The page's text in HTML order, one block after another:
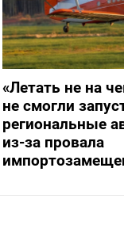
«Летать не на
не смогли
региональные
из-за провала